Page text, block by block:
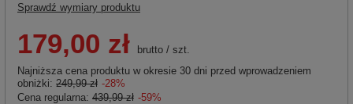
Sprawdź wymiary produktu
179,00 zł brutto / szt.
Najniższa cena produktu w okresie 30 dni przed wprowadzeniem
obniżki: 249,99 zł -28%
Cena regularna: 439,99 zł -59%